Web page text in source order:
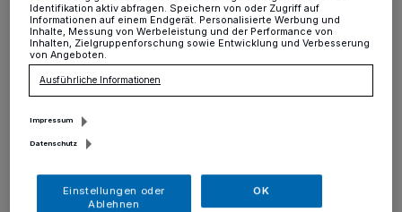
Alt-Erkrath·Die Polleranlage auf der Bahnstraße vor
der evangelischen Kirche in Alt-Erkrath ist aktuell
aufgrund eines Totalschadens außer Betrieb: Nachdem
einer der Poller von einem Fahrzeug angefahren wurde,
muss ein Ersatzteil neu bestellt werden.
02.10.2024 , 15:16 Uhr Eine Minute Lesezeit
Identifikation aktiv abfragen. Speichern von oder Zugriff auf
Informationen auf einem Endgerät. Personalisierte Werbung und
Inhalte, Messung von Werbeleistung und der Performance von
Inhalten, Zielgruppenforschung sowie Entwicklung und Verbesserung
von Angeboten.
Ausführliche Informationen
Impressum
Datenschutz
Einstellungen oder
Ablehnen
OK